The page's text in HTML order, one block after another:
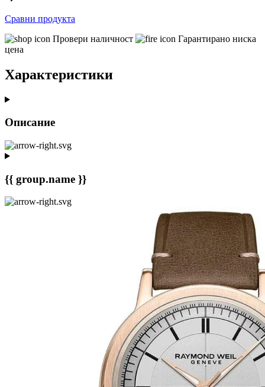
Сравни продукта
Провери наличност
Гарантирано ниска
цена
Характеристики
Описание
{{ group.name }}